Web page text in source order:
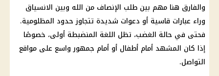
والفارق هنا مهم بين طلب الإنصاف من الله وبين الانسياق
وراء عبارات قاسية أو دعوات شديدة تتجاوز حدود المظلومية.
فحتى في حالة الغضب، تظل اللغة المنضبطة أولى، خصوصًا
إذا كان المشهد أمام أطفال أو أمام جمهور واسع على مواقع
التواصل.